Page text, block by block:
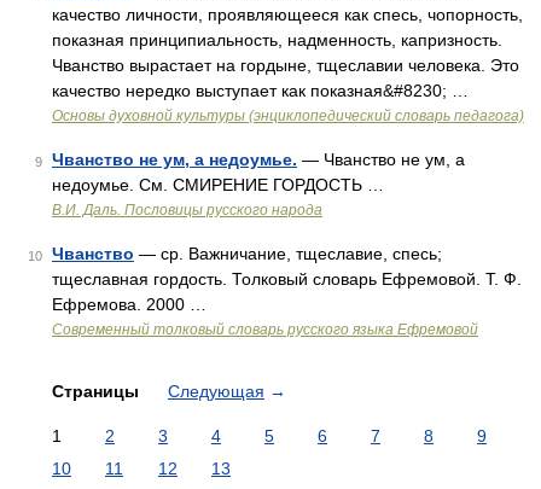
качество личности, проявляющееся как спесь, чопорность,
показная принципиальность, надменность, капризность.
Чванство вырастает на гордыне, тщеславии человека. Это
качество нередко выступает как показная&#8230; …
Основы духовной культуры (энциклопедический словарь педагога)
9 Чванство не ум, а недоумье. — Чванство не ум, а
недоумье. См. СМИРЕНИЕ ГОРДОСТЬ …
В.И. Даль. Пословицы русского народа
10 Чванство — ср. Важничание, тщеславие, спесь;
тщеславная гордость. Толковый словарь Ефремовой. Т. Ф.
Ефремова. 2000 …
Современный толковый словарь русского языка Ефремовой
Страницы Следующая →
1 2 3 4 5 6 7 8
9
10
11 12 13